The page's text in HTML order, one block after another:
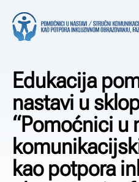
Edukacija
nastavi u
“Pomoćnici u
kao potpora